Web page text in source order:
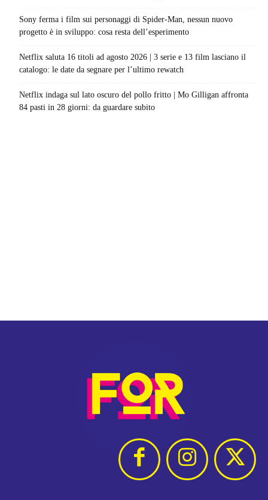
Sony ferma i film sui personaggi di Spider-Man, nessun nuovo
progetto è in sviluppo: cosa resta dell’esperimento
Netflix saluta 16 titoli ad agosto 2026 | 3 serie e 13 film lasciano il
catalogo: le date da segnare per l’ultimo rewatch
Netflix indaga sul lato oscuro del pollo fritto | Mo Gilligan affronta
84 pasti in 28 giorni: da guardare subito